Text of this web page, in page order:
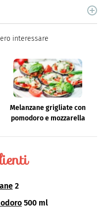
per libri e cucina. Ha
interessare
Melanzane grigliate con
pomodoro e mozzarella
2
500 ml